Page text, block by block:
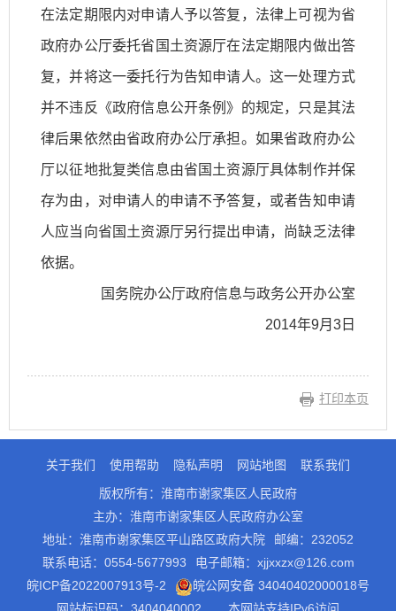
在法定期限内对申请人予以答复，法律上可视为省
政府办公厅委托省国土资源厅在法定期限内做出答
复，并将这一委托行为告知申请人。这一处理方式
并不违反《政府信息公开条例》的规定，只是其法
律后果依然由省政府办公厅承担。如果省政府办公
厅以征地批复类信息由省国土资源厅具体制作并保
存为由，对申请人的申请不予答复，或者告知申请
人应当向省国土资源厅另行提出申请，尚缺乏法律
依据。
国务院办公厅政府信息与政务公开办公室
2014年9月3日
打印本页
关于我们 使用帮助 隐私声明 网站地图
联系我们
版权所有：淮南市谢家集区人民政府
主办：淮南市谢家集区人民政府办公室
地址：淮南市谢家集区平山路区政府大院
邮编：232052
联系电话：0554-5677993
电子邮箱：xjjxxzx@126.com
皖ICP备2022007913号-2
皖公网安备 34040402000018号